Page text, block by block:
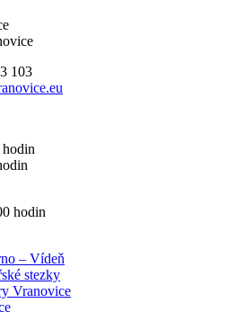
103
hodin
– Vídeň
stezky
Vranovice